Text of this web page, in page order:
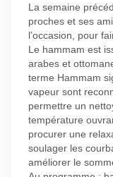
La semaine
proches et ses
l’occasion, pour
Le hammam est
arabes et
terme Hammam
vapeur sont
permettre un
température
procurer une
soulager les
améliorer le